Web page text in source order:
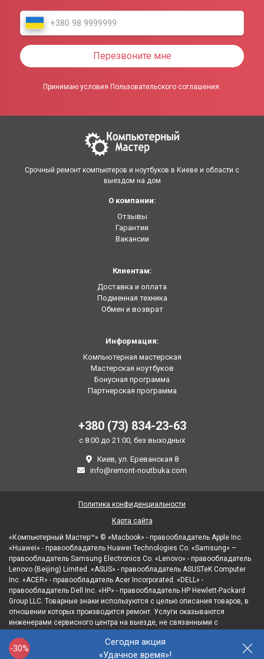
-30%
Сегодня акция
«Удачное время»!
Перезвоните мне
Принимаю условия Пользовательского соглашения.
Срочный ремонт компьютеров и ноутбуков в Киеве и области с
выездом на дом
О компании:
Отзывы
Гарантии
Вакансии
Клиентам:
Доставка и оплата
Подменная техника
Обмен и возврат
Информация:
Компьютерная мастерская
Мастерская ноутбуков
Бонусная программа
Партнерская программа
+380 (73) 834-23-63
с 8:00 до 21:00, без выходных
Киев, ул. Ереванская 8
info@remont-noutbuka.com
«Компьютерный Мастер™» © «Macbook» - правообладатель Apple Inc.
«Huawei» - правообладатель Huawei Technologies Co. «Samsung» –
правообладатель Samsung Electronics Co. «Lenovo» - правообладатель
Lenovo (Beijing) Limited. «ASUS» - правообладатель ASUSTeK Computer
Inc. «ACER» - правообладатель Acer Incorporated. «DELL» -
правообладатель Dell Inc. «HP» - правообладатель HP Hewlett-Packard
Group LLC. Товарные знаки используются с целью описания товаров, в
отношении которых производится ремонт. Услуги оказываются
инженерами сервисного центра на выезде, не связанными с
представителями в отношении товаров, которые уже были введены в
гражданский оборот.
Политика конфиденциальности
Карта сайта